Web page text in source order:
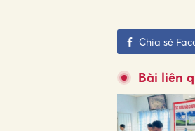
Chia sẻ
Bài liên